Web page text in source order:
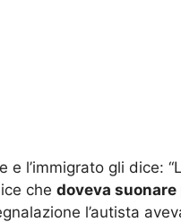
l’immigrato gli dice:
che doveva
l’autista